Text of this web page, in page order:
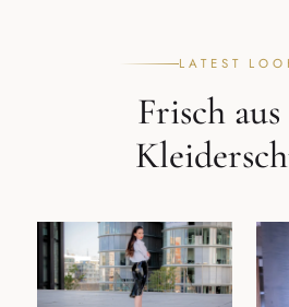
LATEST
Frisch